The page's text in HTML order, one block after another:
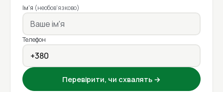
Ім'я (необов'язково)
Телефон
Перевірити, чи схвалять →